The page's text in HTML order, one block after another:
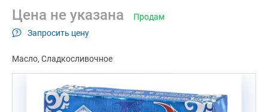
Цена не указана
Запросить цену
Продам
Масло Сладкосливочное